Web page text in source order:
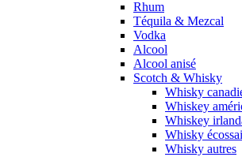
Rhum
Téquila & Mezcal
Vodka
Alcool
Alcool anisé
Scotch & Whisky
Whisky
Whiskey
Whiskey
Whisky
Whisky autres